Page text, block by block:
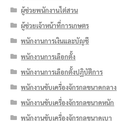
ผู้ช่วยพนักงานไต่สวน
ผู้ช่วยเจ้าหน้าที่การเกษตร
พนักงานการเงินและบัญชี
พนักงานการเลือกตั้ง
พนักงานการเลือกตั้งปฏิบัติการ
พนักงานขับเครื่องจักรกลขนาดกลาง
พนักงานขับเครื่องจักรกลขนาดหนัก
พนักงานขับเครื่องจักรกลขนาดเบา